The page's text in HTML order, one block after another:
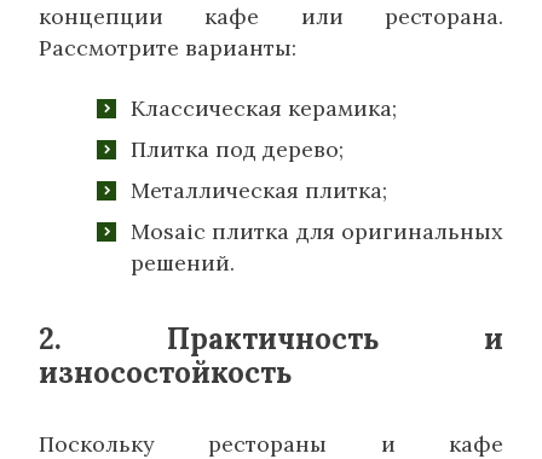
концепции кафе или ресторана.
Рассмотрите варианты:
Классическая керамика;
Плитка под дерево;
Металлическая плитка;
Мosaic плитка для оригинальных
решений.
2. Практичность и
износостойкость
Поскольку рестораны и кафе